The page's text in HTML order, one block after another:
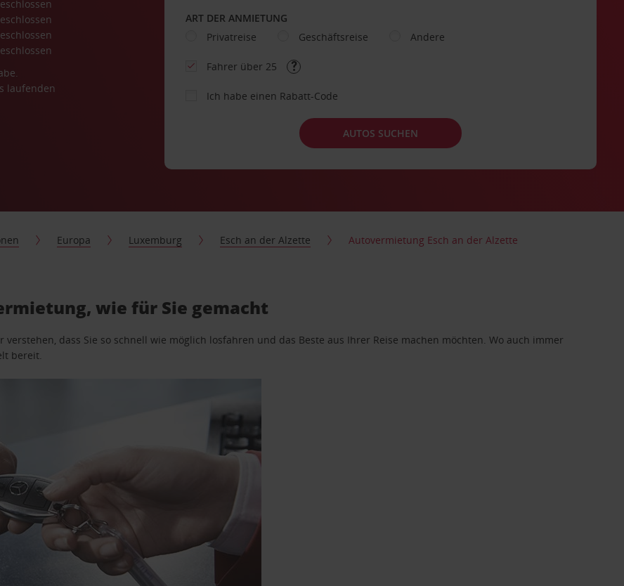
laufenden
ART DER ANMIETUNG
Privatreise
Geschäftsreise Andere
Fahrer über 25
Ich habe einen Rabatt-Code
AUTOS SUCHEN
Europa Luxemburg Esch an der Alzette Autovermietung Esch an der Alzette
wie für Sie gemacht
dass Sie so schnell wie möglich losfahren und das Beste aus Ihrer Reise machen möchten. Wo auch immer
bereit.